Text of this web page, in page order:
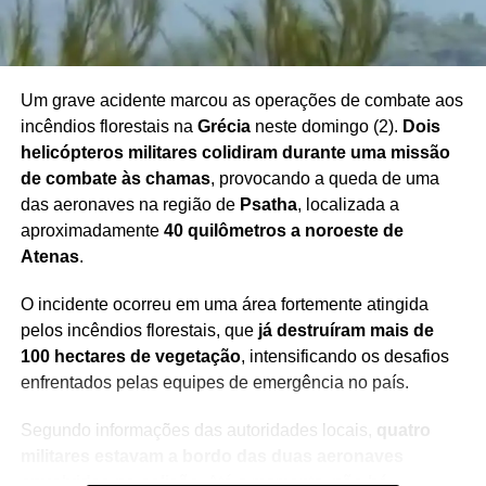
redução da violência e para a estabilidade na região.
Redação Saiba+
Um grave acidente marcou as operações de combate aos
incêndios florestais na Grécianeste domingo (2). Dois
helicópteros militares colidiram durante uma missão
de combate às chamas, provocando a queda de uma
das aeronaves na região de Psatha, localizada a
aproximadamente 40 quilômetros a noroeste de
Atenas.
O incidente ocorreu em uma área fortemente atingida
pelos incêndios florestais, que já destruíram mais de
100 hectares de vegetação, intensificando os desafios
enfrentados pelas equipes de emergência no país.
Segundo informações das autoridades locais, quatro
envolvidas na colisão. Até o momento,não há